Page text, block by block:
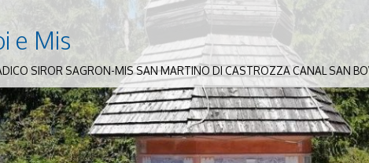
e Mis
SIROR SAGRON-MIS SAN MARTINO DI CASTROZZA CANAL SAN